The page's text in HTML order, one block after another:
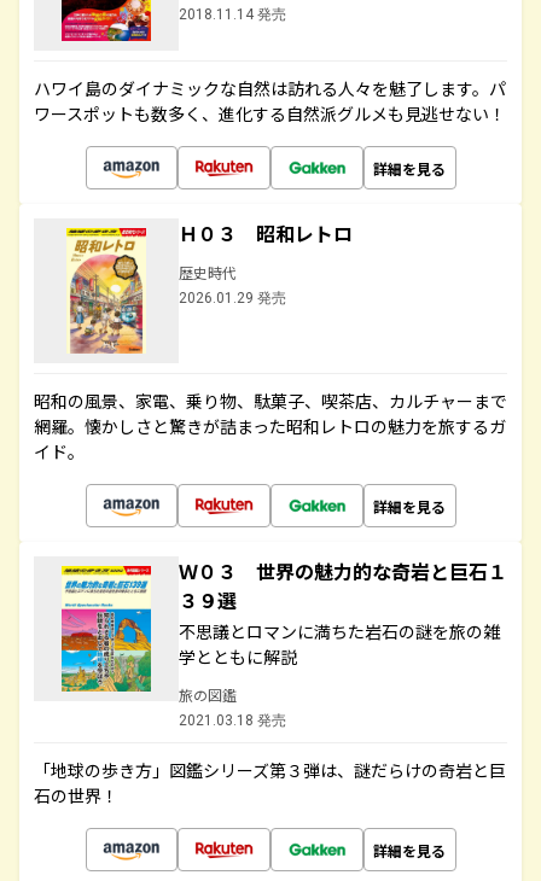
2018.11.14 発売
ハワイ島のダイナミックな自然は訪れる人々を魅了します。パ
ワースポットも数多く、進化する自然派グルメも見逃せない！
詳細を見る
Ｈ０３ 昭和レトロ
歴史時代
2026.01.29 発売
昭和の風景、家電、乗り物、駄菓子、喫茶店、カルチャーまで
網羅。懐かしさと驚きが詰まった昭和レトロの魅力を旅するガ
イド。
詳細を見る
Ｗ０３ 世界の魅力的な奇岩と巨石１
３９選
不思議とロマンに満ちた岩石の謎を旅の雑
学とともに解説
旅の図鑑
2021.03.18 発売
「地球の歩き方」図鑑シリーズ第３弾は、謎だらけの奇岩と巨
石の世界！
詳細を見る